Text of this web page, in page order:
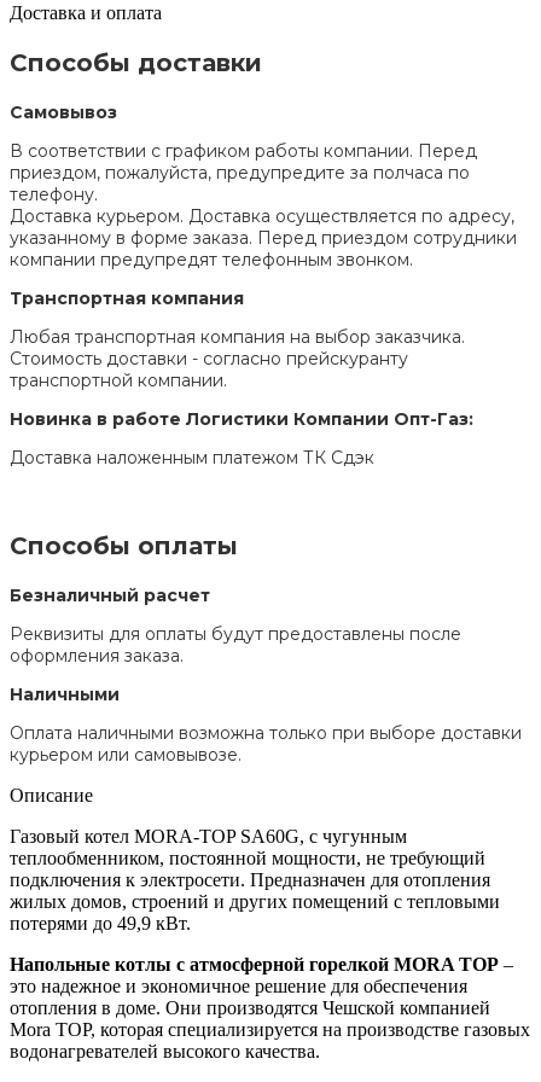
Доставка и оплата
Способы доставки
Самовывоз
В соответствии с графиком работы компании. Перед
приездом, пожалуйста, предупредите за полчаса по
телефону.
Доставка курьером. Доставка осуществляется по адресу,
указанному в форме заказа. Перед приездом сотрудники
компании предупредят телефонным звонком.
Транспортная компания
Любая транспортная компания на выбор заказчика.
Стоимость доставки - согласно прейскуранту
транспортной компании.
Новинка в работе Логистики Компании Опт-Газ:
Доставка наложенным платежом ТК Сдэк
Способы оплаты
Безналичный расчет
Реквизиты для оплаты будут предоставлены после
оформления заказа.
Наличными
Оплата наличными возможна только при выборе доставки
курьером или самовывозе.
Описание
Газовый котел MORA-TOP SA60G, с чугунным
теплообменником, постоянной мощности, не требующий
подключения к электросети. Предназначен для отопления
жилых домов, строений и других помещений с тепловыми
потерями до 49,9 кВт.
Напольные котлы с атмосферной горелкой MORA TOP –
это надежное и экономичное решение для обеспечения
отопления в доме. Они производятся Чешской компанией
Mora TOP, которая специализируется на производстве газовых
водонагревателей высокого качества.